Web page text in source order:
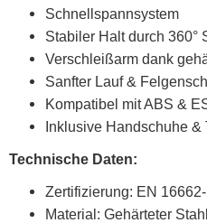
Schnellspannsystem
Stabiler Halt durch 360°
Verschleißarm dank
Sanfter Lauf &
Kompatibel mit ABS &
Inklusive Handschuhe &
Technische Daten:
Zertifizierung: EN
Material: Gehärteter Stahl